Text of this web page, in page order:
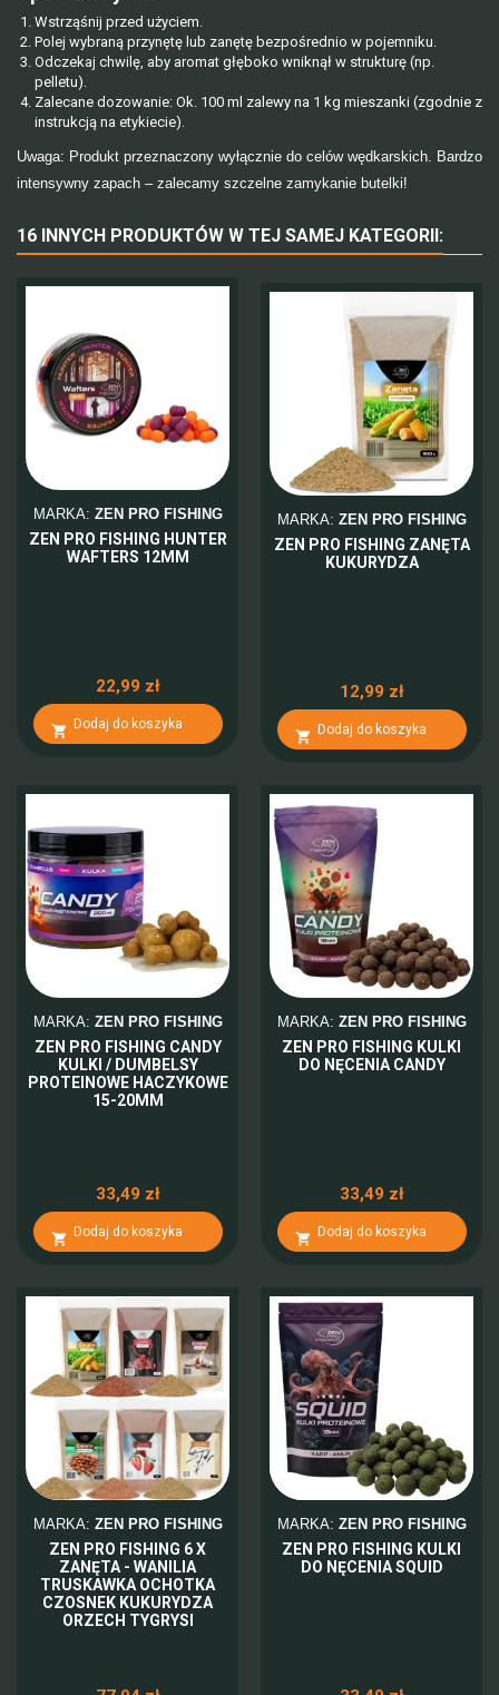
Wstrząśnij przed użyciem.
Polej wybraną przynętę lub zanętę bezpośrednio w pojemniku.
Odczekaj chwilę, aby aromat głęboko wniknął w strukturę (np.
pelletu).
Zalecane dozowanie: Ok. 100 ml zalewy na 1 kg mieszanki (zgodnie z
instrukcją na etykiecie).
Uwaga: Produkt przeznaczony wyłącznie do celów wędkarskich. Bardzo
intensywny zapach – zalecamy szczelne zamykanie butelki!
16 INNYCH PRODUKTÓW W TEJ SAMEJ KATEGORII:
MARKA: ZEN PRO FISHING
ZEN PRO FISHING HUNTER
WAFTERS 12MM
22,99 zł
 Dodaj do koszyka
MARKA: ZEN PRO FISHING
ZEN PRO FISHING ZANĘTA
KUKURYDZA
12,99 zł
 Dodaj do koszyka
MARKA: ZEN PRO FISHING
ZEN PRO FISHING CANDY
KULKI / DUMBELSY
PROTEINOWE HACZYKOWE
15-20MM
33,49 zł
 Dodaj do koszyka
MARKA: ZEN PRO FISHING
ZEN PRO FISHING KULKI
DO NĘCENIA CANDY
33,49 zł
 Dodaj do koszyka
MARKA: ZEN PRO FISHING
ZEN PRO FISHING 6 X
ZANĘTA - WANILIA
TRUSKAWKA OCHOTKA
CZOSNEK KUKURYDZA
ORZECH TYGRYSI
MARKA: ZEN PRO FISHING
ZEN PRO FISHING KULKI
DO NĘCENIA SQUID